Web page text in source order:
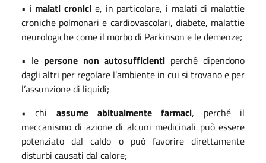
• i malati cronici e, in particolare, i malati di malattie
croniche polmonari e cardiovascolari, diabete, malattie
neurologiche come il morbo di Parkinson e le demenze;
• le persone non autosufficienti perché dipendono
dagli altri per regolare l’ambiente in cui si trovano e per
l’assunzione di liquidi;
• chi assume abitualmente farmaci, perché il
meccanismo di azione di alcuni medicinali può essere
potenziato dal caldo o può favorire direttamente
disturbi causati dal calore;